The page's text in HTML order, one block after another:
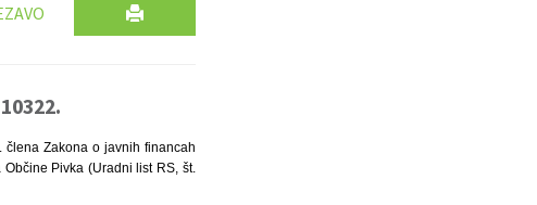
Zakona o javnih financah
Pivka (Uradni list RS, št.